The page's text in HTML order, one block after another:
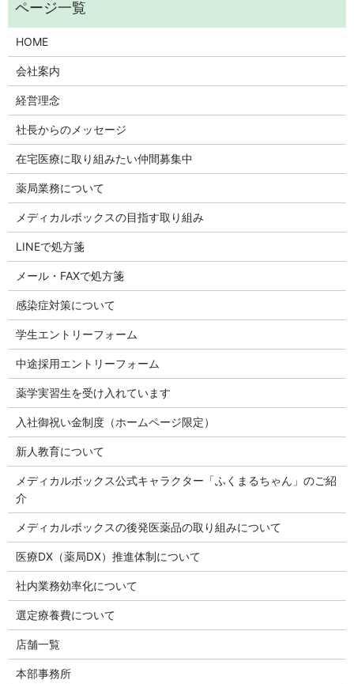
HOME
会社案内
経営理念
社長からのメッセージ
在宅医療に取り組みたい仲間募集中
薬局業務について
メディカルボックスの目指す取り組み
LINEで処方箋
メール・FAXで処方箋
感染症対策について
学生エントリーフォーム
中途採用エントリーフォーム
薬学実習生を受け入れています
入社御祝い金制度（ホームページ限定）
新人教育について
メディカルボックス公式キャラクター「ふくまるちゃん」のご紹
介
メディカルボックスの後発医薬品の取り組みについて
医療DX（薬局DX）推進体制について
社内業務効率化について
選定療養費について
店舗一覧
本部事務所